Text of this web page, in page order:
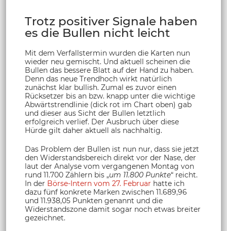
Trotz positiver Signale haben
es die Bullen nicht leicht
Mit dem Verfallstermin wurden die Karten nun
wieder neu gemischt. Und aktuell scheinen die
Bullen das bessere Blatt auf der Hand zu haben.
Denn das neue Trendhoch wirkt natürlich
zunächst klar bullish. Zumal es zuvor einen
Rücksetzer bis an bzw. knapp unter die wichtige
Abwärtstrendlinie (dick rot im Chart oben) gab
und dieser aus Sicht der Bullen letztlich
erfolgreich verlief. Der Ausbruch über diese
Hürde gilt daher aktuell als nachhaltig.
Das Problem der Bullen ist nun nur, dass sie jetzt
den Widerstandsbereich direkt vor der Nase, der
laut der Analyse vom vergangenen Montag von
rund 11.700 Zählern bis „um 11.800 Punkte“ reicht.
In der Börse-Intern vom 27. Februar hatte ich
dazu fünf konkrete Marken zwischen 11.689,96
und 11.938,05 Punkten genannt und die
Widerstandszone damit sogar noch etwas breiter
gezeichnet.